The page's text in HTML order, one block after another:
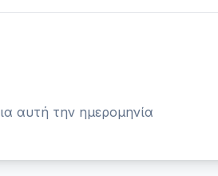
αυτή την ημερομηνία